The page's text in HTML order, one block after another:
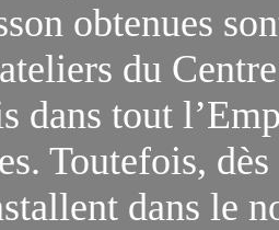
obtenues
du
dans tout
Toutefois,
dans le